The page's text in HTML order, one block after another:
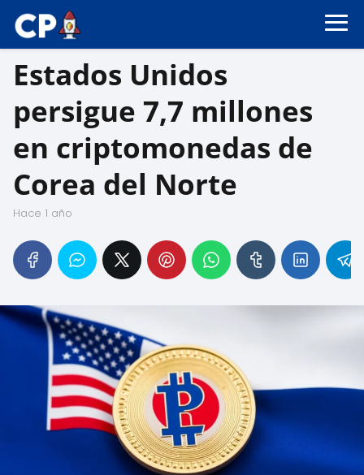
Estados Unidos
persigue 7,7 millones
en criptomonedas de
Corea del Norte
hace 1 año